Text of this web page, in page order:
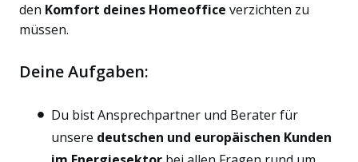
den Komfort deines Homeoffice verzichten zu
müssen.
Deine Aufgaben:
Du bist Ansprechpartner und Berater für
unsere deutschen und europäischen Kunden